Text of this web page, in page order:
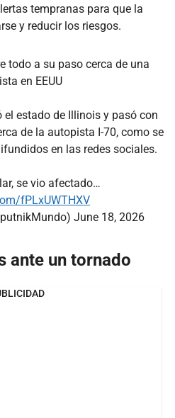
tempranas para que la
y reducir los riesgos.
a su paso cerca de una
en EEUU
estado de Illinois y pasó con
de la autopista I-70, como se
en las redes sociales.
se vio afectado…
fPLxUWTHXV
June 18, 2026
ante un tornado